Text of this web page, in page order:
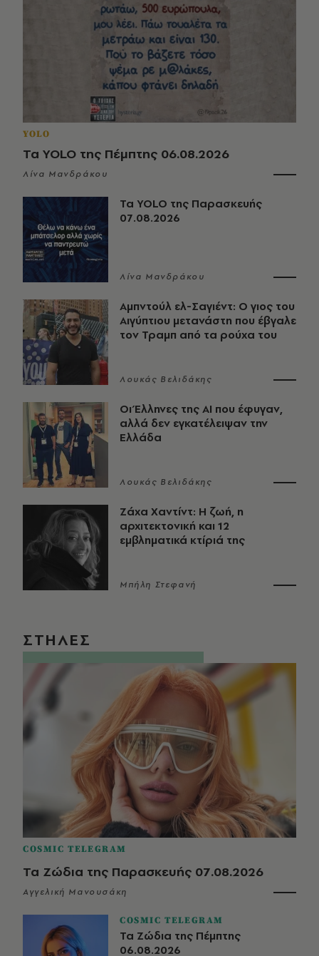
YOLO
Τα YOLO της Πέμπτης 06.08.2026
Λίνα Μανδράκου
Τα YOLO της Παρασκευής
07.08.2026
Λίνα Μανδράκου
Αμπντούλ ελ-Σαγιέντ: Ο γιος του
Αιγύπτιου μετανάστη που έβγαλε
τον Τραμπ από τα ρούχα του
Λουκάς Βελιδάκης
Οι Έλληνες της ΑΙ που έφυγαν,
αλλά δεν εγκατέλειψαν την
Ελλάδα
Λουκάς Βελιδάκης
Ζάχα Χαντίντ: Η ζωή, η
αρχιτεκτονική και 12
εμβληματικά κτίριά της
Μπήλη Στεφανή
ΣΤΗΛΕΣ
COSMIC TELEGRAM
Τα Ζώδια της Παρασκευής 07.08.2026
Αγγελική Μανουσάκη
COSMIC TELEGRAM
Τα Ζώδια της Πέμπτης
06.08.2026